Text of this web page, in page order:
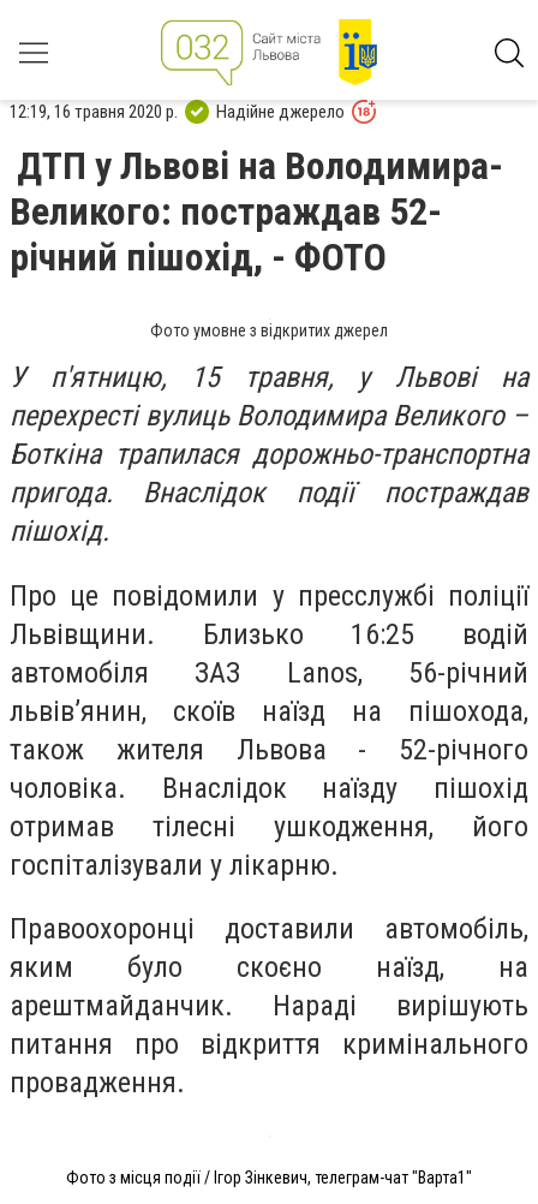
12:19, 16 травня 2020 р. Надійне джерело
ДТП у Львові на Володимира-
Великого: постраждав 52-
річний пішохід, - ФОТО
Фото умовне з відкритих джерел
У п'ятницю, 15 травня, у Львові на
перехресті вулиць Володимира Великого –
Боткіна трапилася дорожньо-транспортна
пригода. Внаслідок події постраждав
пішохід.
Про це повідомили у пресслужбі поліції
Львівщини. Близько 16:25 водій
автомобіля ЗАЗ Lanos, 56-річний
львів’янин, скоїв наїзд на пішохода,
також жителя Львова - 52-річного
чоловіка. Внаслідок наїзду пішохід
отримав тілесні ушкодження, його
госпіталізували у лікарню.
Правоохоронці доставили автомобіль,
яким було скоєно наїзд, на
арештмайданчик. Нараді вирішують
питання про відкриття кримінального
провадження.
Фото з місця події / Ігор Зінкевич, телеграм-чат "Варта1"